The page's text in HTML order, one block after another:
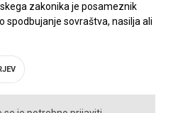
zakonika je posameznik
spodbujanje sovraštva, nasilja ali